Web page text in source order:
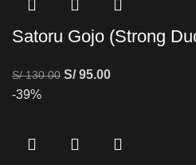
Satoru Gojo (Strong
S/130.00 S/95.00
-39%